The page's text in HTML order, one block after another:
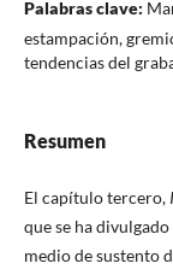
Palabras clave:
estampación,
tendencias del
Resumen
El capítulo tercero,
que se ha
medio de sustento